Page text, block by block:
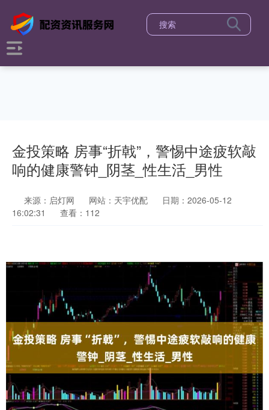
金投策略 房事“折戟”，警惕中途疲软敲
响的健康警钟_阴茎_性生活_男性
来源：启灯网 网站：天宇优配
日期：2026-05-12
16:02:31
查看：112